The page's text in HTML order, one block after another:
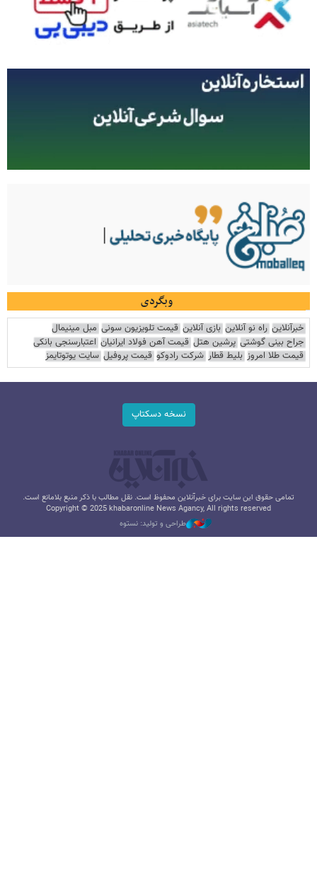
وبگردی
خبرآنلاین راه نو آنلاین بازی آنلاین قیمت تلویزیون سونی مبل مینیمال
جراح بینی گوشتی پرشین هتل قیمت آهن فولاد ایرانیان اعتبارسنجی بانکی
قیمت طلا امروز بلیط قطار شرکت رادوکو قیمت پروفیل سایت یوتوتایمز
نسخه دسکتاپ
تمامی حقوق این سایت برای خبرآنلاین محفوظ است. نقل مطالب با ذکر منبع بلامانع است.
Copyright © 2025 khabaronline News Agancy, All rights reserved
طراحی و تولید: نستوه